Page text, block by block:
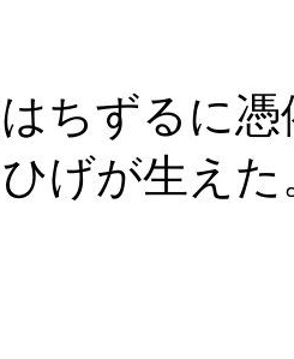
ちずるに
げが生えた